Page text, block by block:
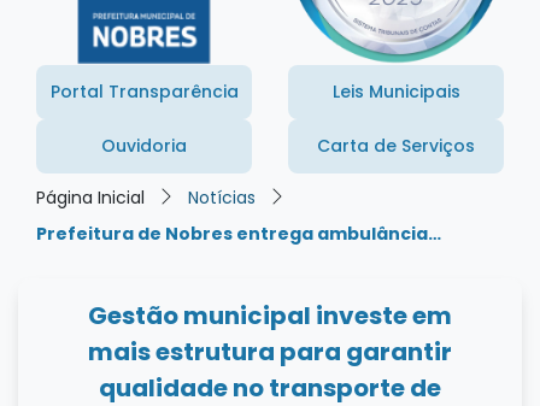
Portal Transparência Leis Municipais
Ouvidoria Carta de Serviços
Página Inicial
Notícias
Prefeitura de Nobres entrega ambulância…
Gestão municipal investe em
mais estrutura para garantir
qualidade no transporte de